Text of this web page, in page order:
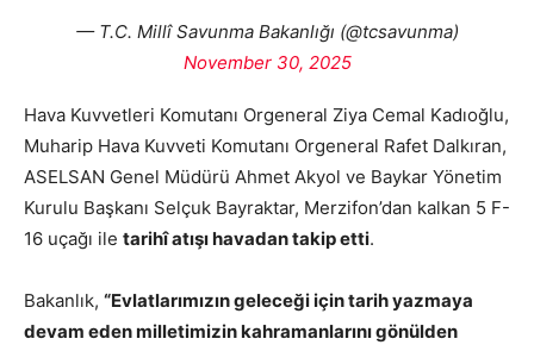
— T.C. Millî Savunma Bakanlığı (@tcsavunma)
November 30, 2025
Hava Kuvvetleri Komutanı Orgeneral Ziya Cemal Kadıoğlu,
Muharip Hava Kuvveti Komutanı Orgeneral Rafet Dalkıran,
ASELSAN Genel Müdürü Ahmet Akyol ve Baykar Yönetim
Kurulu Başkanı Selçuk Bayraktar, Merzifon’dan kalkan 5 F-
16 uçağı ile tarihî atışı havadan takip etti.
Bakanlık, “Evlatlarımızın geleceği için tarih yazmaya
devam eden milletimizin kahramanlarını gönülden